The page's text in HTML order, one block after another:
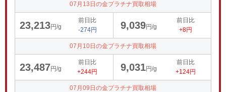
07月13日の金プラチナ買取相場
23,213円/g
前日比
-274円
9,039円/g
前日比
+8円
07月10日の金プラチナ買取相場
23,487円/g
前日比
+244円
9,031円/g
前日比
+124円
07月09日の金プラチナ買取相場